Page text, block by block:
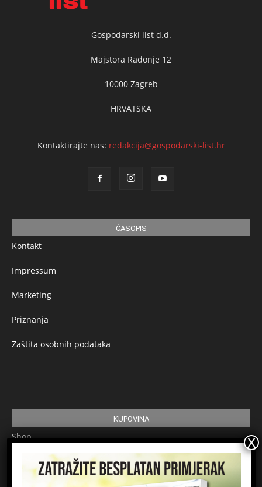
Gospodarski list d.d.
Majstora Radonje 12
10000 Zagreb
HRVATSKA
Kontaktirajte nas: redakcija@gospodarski-list.hr
ČASOPIS
Kontakt
Impressum
Marketing
Priznanja
Zaštita osobnih podataka
KUPOVINA
Shop
Pretplata